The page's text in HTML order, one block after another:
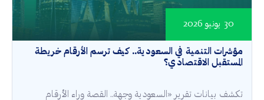
مؤشرات التنمية في السعودية.. كيف ترسم الأرقام خريطة
المستقبل الاقتصادي؟
30 يونيو 2026
تكشف بيانات تقرير «السعودية وجهة.. القصة وراء الأرقام